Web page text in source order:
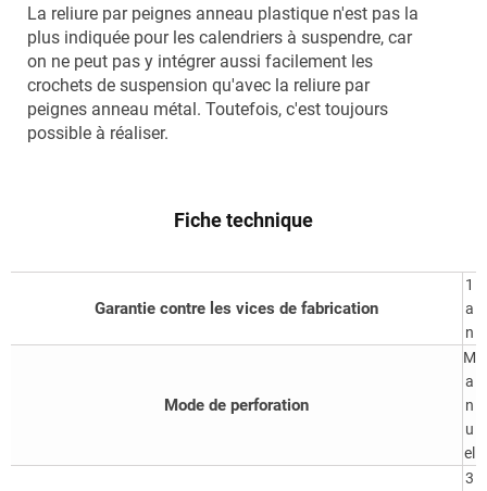
La reliure par peignes anneau plastique n'est pas la
plus indiquée pour les calendriers à suspendre, car
on ne peut pas y intégrer aussi facilement les
crochets de suspension qu'avec la reliure par
peignes anneau métal. Toutefois, c'est toujours
possible à réaliser.
Fiche technique
Garantie contre les vices de fabrication
1
a
n
Mode de perforation
M
a
n
u
el
3